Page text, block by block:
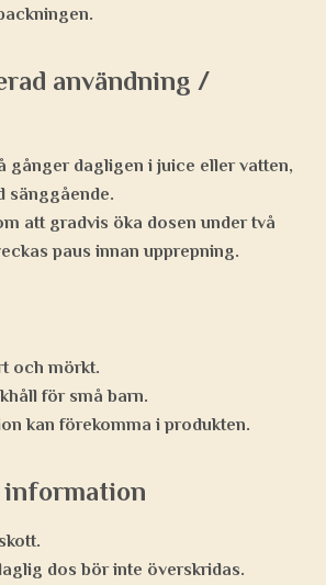
användning /
gånger dagligen i juice eller vatten,
sänggående.
att gradvis öka dosen under två
paus innan upprepning.
och mörkt.
för små barn.
kan förekomma i produkten.
dos bör inte överskridas.